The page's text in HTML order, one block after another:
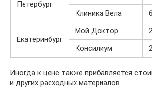
Петербург
Клиника Вела
Екатеринбург
Мой Доктор
Консилиум
Иногда к цене также прибавляется
и других расходных материалов.